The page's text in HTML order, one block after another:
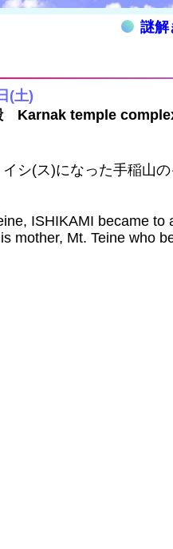
謎解
(土)
Karnak temple
シ(ス)になった手稲山
ISHIKAMI became to
mother, Mt. Teine who